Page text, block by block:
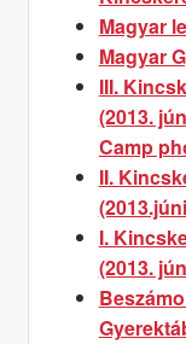
Magyar
Magyar
III.
(2013.
Camp
II.
I.
(2013.